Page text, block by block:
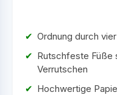
Ordnung durch
Rutschfeste Füße
Verrutschen
Hochwertige